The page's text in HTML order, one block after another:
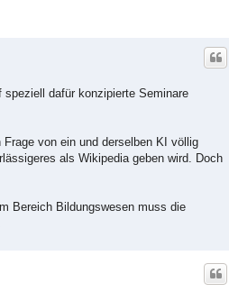
dafür konzipierte Seminare
von ein und derselben KI völlig
als Wikipedia geben wird. Doch
Bereich Bildungswesen muss die